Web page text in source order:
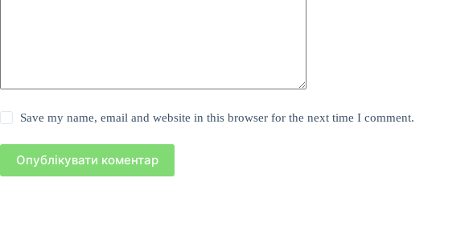
Save my name, email and website in this browser for the next time I comment.
Опублікувати коментар